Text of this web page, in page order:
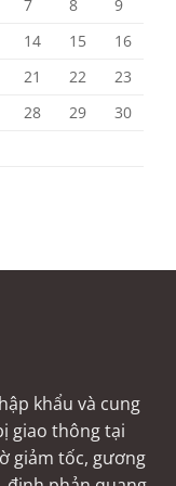
7 8
9
14 15
16
21 22
23
28 29
30
khẩu và cung
giao thông tại
giảm tốc, gương